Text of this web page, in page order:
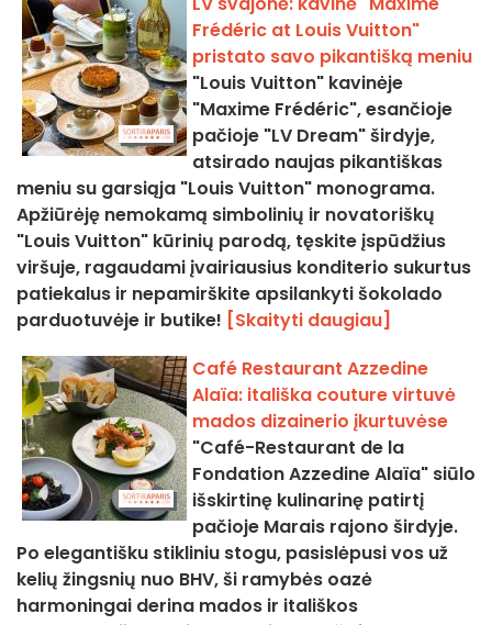
Frédéric at Louis Vuitton"
pristato savo pikantišką meniu
"Louis Vuitton" kavinėje
"Maxime Frédéric", esančioje
pačioje "LV Dream" širdyje,
atsirado naujas pikantiškas
meniu su garsiąja "Louis Vuitton" monograma.
Apžiūrėję nemokamą simbolinių ir novatoriškų
"Louis Vuitton" kūrinių parodą, tęskite įspūdžius
viršuje, ragaudami įvairiausius konditerio sukurtus
patiekalus ir nepamirškite apsilankyti šokolado
parduotuvėje ir butike! [Skaityti daugiau]
Café Restaurant Azzedine
Alaïa: itališka couture virtuvė
mados dizainerio įkurtuvėse
"Café-Restaurant de la
Fondation Azzedine Alaïa" siūlo
išskirtinę kulinarinę patirtį
pačioje Marais rajono širdyje.
Po elegantišku stikliniu stogu, pasislėpusi vos už
kelių žingsnių nuo BHV, ši ramybės oazė
harmoningai derina mados ir itališkos